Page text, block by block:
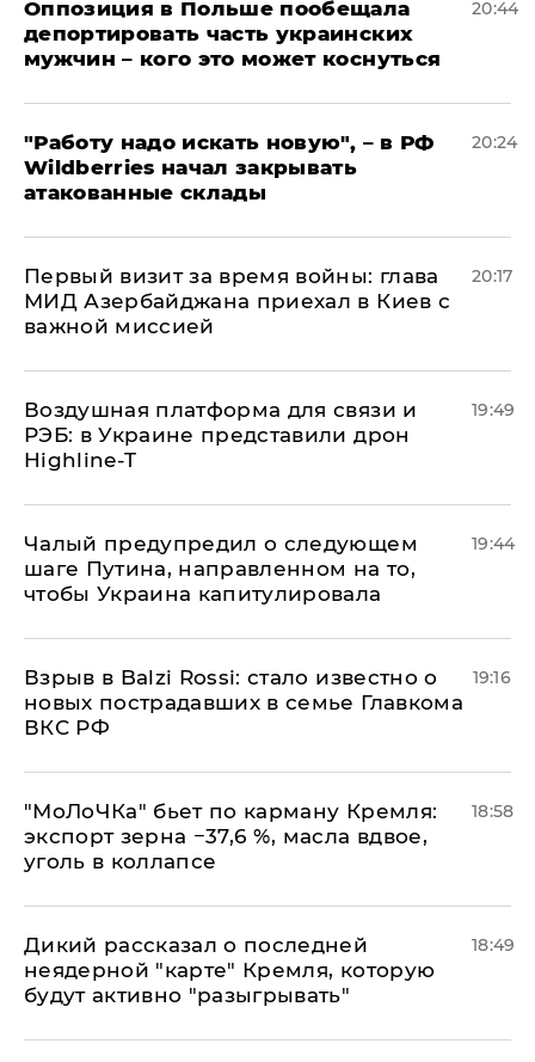
Оппозиция в Польше пообещала
депортировать часть украинских
мужчин – кого это может коснуться
20:44
"Работу надо искать новую", – в РФ
Wildberries начал закрывать
атакованные склады
20:24
Первый визит за время войны: глава
МИД Азербайджана приехал в Киев с
важной миссией
20:17
Воздушная платформа для связи и
РЭБ: в Украине представили дрон
Highline-T
19:49
Чалый предупредил о следующем
шаге Путина, направленном на то,
чтобы Украина капитулировала
19:44
Взрыв в Balzi Rossi: стало известно о
новых пострадавших в семье Главкома
ВКС РФ
19:16
​"МоЛоЧКа" бьет по карману Кремля:
экспорт зерна −37,6 %, масла вдвое,
уголь в коллапсе
18:58
Дикий рассказал о последней
неядерной "карте" Кремля, которую
будут активно "разыгрывать"
18:49